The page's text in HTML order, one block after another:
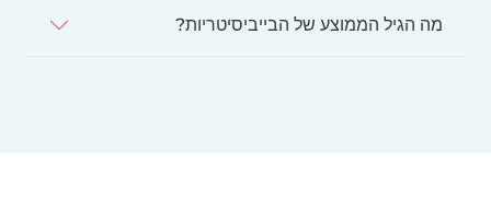
מה הגיל הממוצע של הבייביסיטריות?